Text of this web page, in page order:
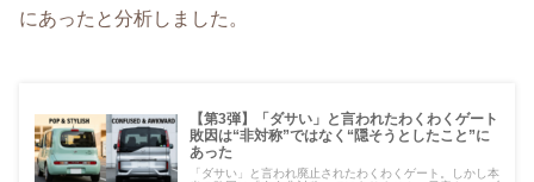
にあったと分析しました。
【第3弾】「ダサい」と言われたわくわくゲート
敗因は“非対称”ではなく“隠そうとしたこと”に
あった
「ダサい」と言われ廃止されたわくわくゲート。しかし本